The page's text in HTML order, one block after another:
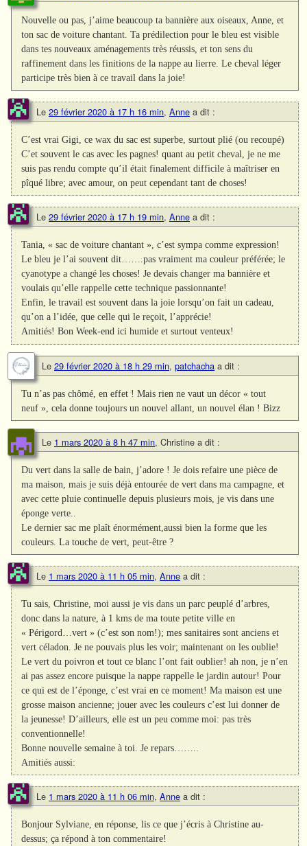
Nouvelle ou pas, j’aime beaucoup ta bannière aux oiseaux, Anne, et
ton sac de voiture chantant. Ta prédilection pour le bleu est visible
dans tes nouveaux aménagements très réussis, et ton sens du
raffinement dans les finitions de la nappe au lierre. Le cheval léger
participe très bien à ce travail dans la joie!
Le 29 février 2020 à 17 h 16 min, Anne a dit :
C’est vrai Gigi, ce wax du sac est superbe, surtout plié (ou recoupé)
C’et souvent le cas avec les pagnes! quant au petit cheval, je ne me
suis pas rendu compte qu’il était finalement difficile à maîtriser en
pîqué libre; avec amour, on peut cependant tant de choses!
Le 29 février 2020 à 17 h 19 min, Anne a dit :
Tania, « sac de voiture chantant », c’est sympa comme expression!
Le bleu je l’ai souvent dit…….pas vraiment ma couleur préférée; le
cyanotype a changé les choses! Je devais changer ma bannière et
voulais qu’elle rappelle cette technique passionnante!
Enfin, le travail est souvent dans la joie lorsqu’on fait un cadeau,
qu’on a l’idée, que celle qui le reçoit, l’apprécie!
Amitiés! Bon Week-end ici humide et surtout venteux!
Le 29 février 2020 à 18 h 29 min, patchacha a dit :
Tu n’as pas chômé, en effet ! Mais rien ne vaut un décor « tout
neuf », cela donne toujours un nouvel allant, un nouvel élan ! Bizz
Le 1 mars 2020 à 8 h 47 min, Christine a dit :
Du vert dans la salle de bain, j’adore ! Je dois refaire une pièce de
ma maison, mais je suis déjà entourée de vert dans ma campagne, et
avec cette pluie continuelle depuis plusieurs mois, je vis dans une
éponge verte..
Le dernier sac me plaît énormément,aussi bien la forme que les
couleurs. La touche de vert, peut-être ?
Le 1 mars 2020 à 11 h 05 min, Anne a dit :
Tu sais, Christine, moi aussi je vis dans un parc peuplé d’arbres,
donc dans la nature, à 1 kms de ma toute petite ville en
« Périgord…vert » (c’est son nom!); mes sanitaires sont anciens et
vert céladon. Je ne pouvais plus les voir; maintenant on les oublie!
Le vert du poivron et tout ce blanc l’ont fait oublier! ah non, je n’en
ai pas assez encore puisque la nappe rappelle le jardin autour! Pour
ce qui est de l’éponge, c’est vrai en ce moment! Ma maison est une
grosse maison ancienne; jouer avec les couleurs c’est lui donner de
la jeunesse! D’ailleurs, elle est un peu comme moi: pas très
conventionnelle!
Bonne nouvelle semaine à toi. Je repars……..
Amitiés aussi:
Le 1 mars 2020 à 11 h 06 min, Anne a dit :
Bonjour Sylviane, en réponse, lis ce que j’écris à Christine au-
dessus; ça répond à ton commentaire!